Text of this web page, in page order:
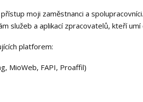
moji zaměstnanci a
služeb a aplikací zpracovatelů, kteří
platforem:
MioWeb, FAPI, Proaffil)